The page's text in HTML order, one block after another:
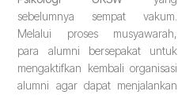
sebelumnya sempat vakum.
Melalui proses musyawarah,
para alumni bersepakat untuk
mengaktifkan kembali organisasi
alumni agar dapat menjalankan